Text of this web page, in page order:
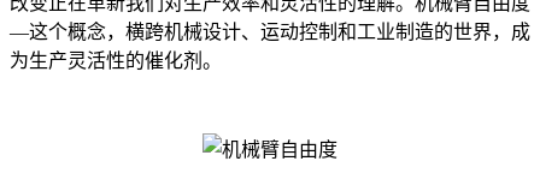
—这个概念，横跨机械设计、运动控制和工业制造的世界，成
为生产灵活性的催化剂。